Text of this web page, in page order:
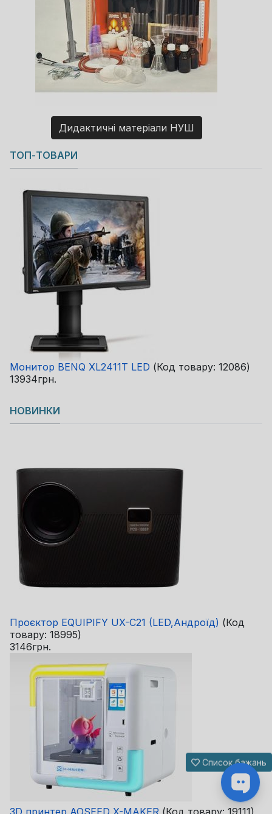
Дидактичні матеріали НУШ
Copyright MAXXmarketing GmbH
JoomShopping Download & Support
ТОП-ТОВАРИ
Монитор BENQ XL2411T LED (Код товару: 12086)
13934грн.
НОВИНКИ
Проєктор EQUIPIFY UX-C21 (LED,Андроїд) (Код
товару: 18995)
3146грн.
3D принтер AOSEED X-MAKER (Код товару: 19111)
Список бажань